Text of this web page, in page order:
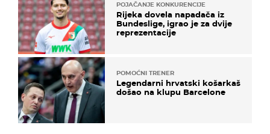
POJAČANJE KONKURENCIJE
Rijeka dovela napadača iz
Bundeslige, igrao je za dvije
reprezentacije
POMOĆNI TRENER
Legendarni hrvatski košarkaš
došao na klupu Barcelone